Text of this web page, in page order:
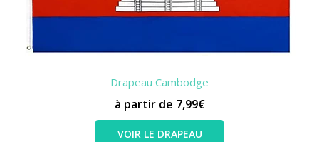
Drapeau Cambodge
à partir de 7,99€
VOIR LE DRAPEAU